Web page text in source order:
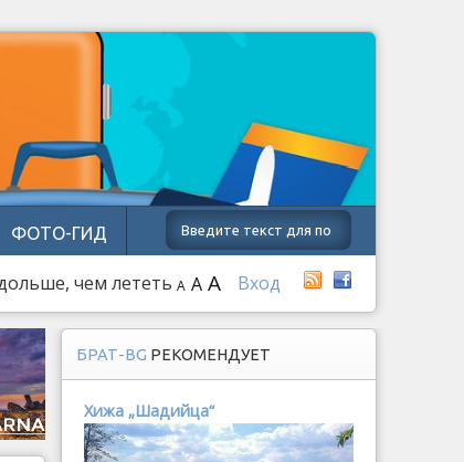
ФОТО-ГИД
чем лететь Вход
A A A
БРАТ-BG РЕКОМЕНДУЕТ
Хижа „Шадийца“